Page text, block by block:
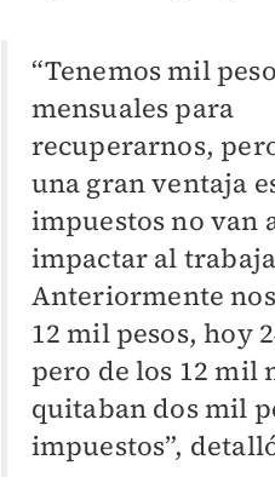
“Tenemos mil
mensuales para
recuperarnos,
una gran ventaja
impuestos no van
impactar al
Anteriormente
12 mil pesos, hoy
pero de los 12 mil
quitaban dos mil
impuestos”,